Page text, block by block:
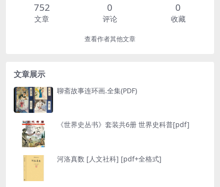
752
文章
0
评论
0
收藏
查看作者其他文章
文章展示
聊斋故事连环画.全集(PDF)
《世界史丛书》套装共6册 世界史科普[pdf]
河洛真数 [ 人文社科] [pdf+全格式]